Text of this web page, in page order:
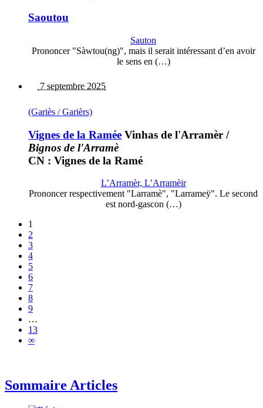
Saoutou
Sauton
Prononcer "Sàwtou(ng)", mais il serait intéressant d’en avoir
le sens en (…)
7 septembre 2025
(Gariès / Garièrs)
Vignes de la Ramée Vinhas de l'Arramèr /
Bignos de l'Arramè
CN : Vignes de la Ramé
L’Arramèr, L’Arramèir
Prononcer respectivement "Larramè", "Larrameÿ". Le second
est nord-gascon (…)
1
2
3
4
5
6
7
8
9
…
13
∞
Sommaire Articles